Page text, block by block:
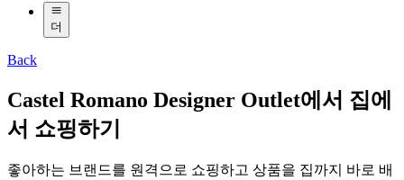
더
Back
Castel Romano Designer Outlet에서 집에
서 쇼핑하기
좋아하는 브랜드를 원격으로 쇼핑하고 상품을 집까지 바로 배